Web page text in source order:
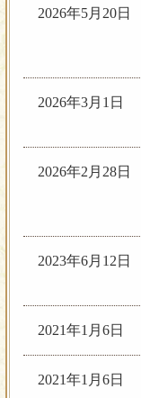
プ
2026年5月20日
2026年3月1日
2026年2月28日
2023年6月12日
2021年1月6日
2021年1月6日